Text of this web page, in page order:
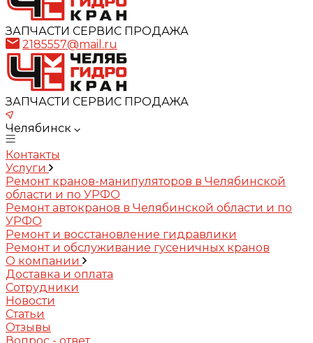
ЗАПЧАСТИ СЕРВИС ПРОДАЖА
2185557@mail.ru
ЗАПЧАСТИ СЕРВИС ПРОДАЖА
Челябинск
Контакты
Услуги
Ремонт кранов-манипуляторов в Челябинской
области и по УРФО
Ремонт автокранов в Челябинской области и по
УРФО
Ремонт и восстановление гидравлики
Ремонт и обслуживание гусеничных кранов
О компании
Доставка и оплата
Сотрудники
Новости
Статьи
Отзывы